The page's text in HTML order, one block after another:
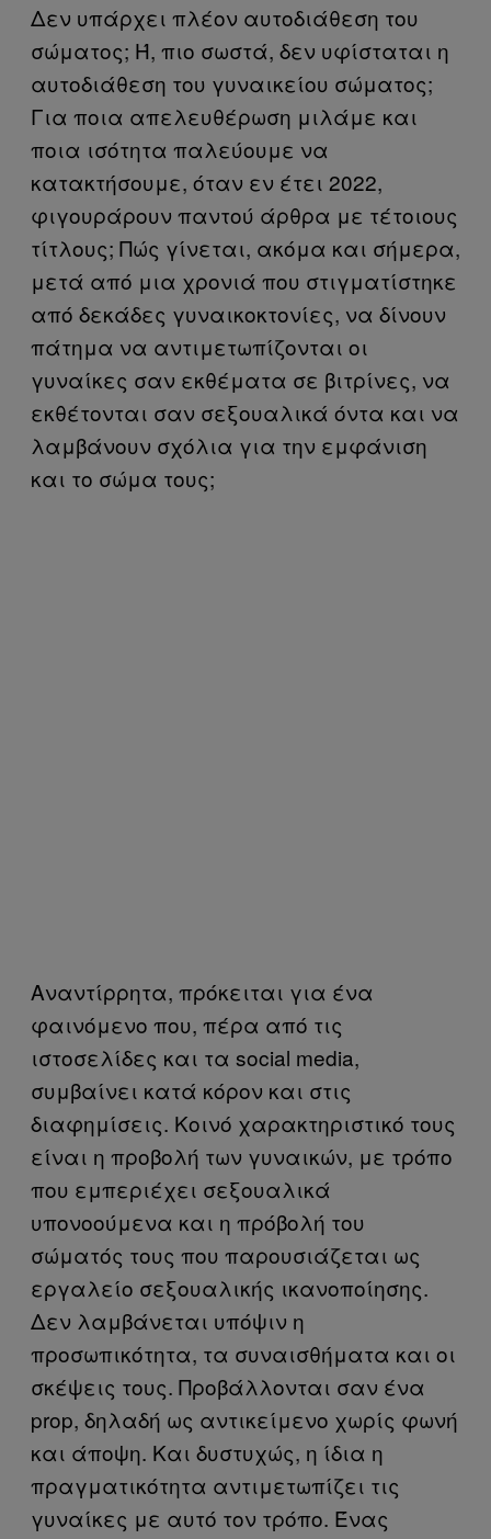
Δεν υπάρχει πλέον αυτοδιάθεση του
σώματος; Ή, πιο σωστά, δεν υφίσταται η
αυτοδιάθεση του γυναικείου σώματος;
Για ποια απελευθέρωση μιλάμε και
ποια ισότητα παλεύουμε να
κατακτήσουμε, όταν εν έτει 2022,
φιγουράρουν παντού άρθρα με τέτοιους
τίτλους; Πώς γίνεται, ακόμα και σήμερα,
μετά από μια χρονιά που στιγματίστηκε
από δεκάδες γυναικοκτονίες, να δίνουν
πάτημα να αντιμετωπίζονται οι
γυναίκες σαν εκθέματα σε βιτρίνες, να
εκθέτονται σαν σεξουαλικά όντα και να
λαμβάνουν σχόλια για την εμφάνιση
και το σώμα τους;
Αναντίρρητα, πρόκειται για ένα
φαινόμενο που, πέρα από τις
ιστοσελίδες και τα social media,
συμβαίνει κατά κόρον και στις
διαφημίσεις. Κοινό χαρακτηριστικό τους
είναι η προβολή των γυναικών, με τρόπο
που εμπεριέχει σεξουαλικά
υπονοούμενα και η πρόβολή του
σώματός τους που παρουσιάζεται ως
εργαλείο σεξουαλικής ικανοποίησης.
Δεν λαμβάνεται υπόψιν η
προσωπικότητα, τα συναισθήματα και οι
σκέψεις τους. Προβάλλονται σαν ένα
prop, δηλαδή ως αντικείμενο χωρίς φωνή
και άποψη. Και δυστυχώς, η ίδια η
πραγματικότητα αντιμετωπίζει τις
γυναίκες με αυτό τον τρόπο. Ένας